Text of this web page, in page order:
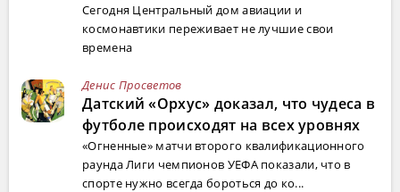
Сегодня Центральный дом авиации и
космонавтики переживает не лучшие свои
времена
Денис Просветов
Датский «Орхус» доказал, что чудеса в
футболе происходят на всех уровнях
«Огненные» матчи второго квалификационного
раунда Лиги чемпионов УЕФА показали, что в
спорте нужно всегда бороться до ко...